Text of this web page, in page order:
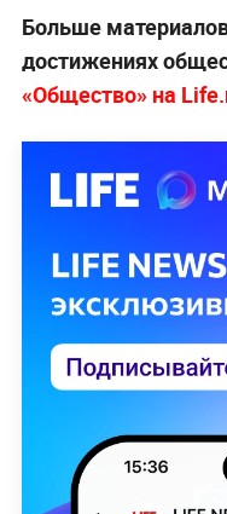
Больше
достижениях
«Общество» на